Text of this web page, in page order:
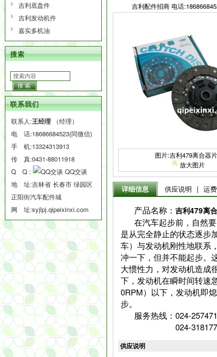
吉利底盘件
吉利发动机件
嘉实多机油
搜索
搜索
联系我们
联系人:王经理 （经理）
电 话:18686684523(同微信)
手 机:13324313913
传 真:0431-88011918
Q Q :
QQ交谈
地 址:吉林省 长春市 绿园区
正阳街汽车配件城
网 址:syjlpj.qipeixinxi.com
吉利配件招商 电话
图片:吉利479离合器片
放大图片
详细信息 供应说明 | 运
产品名称： 吉利479离
在汽车起步前，自然
是从完全静止的状态逐步
车）与发动机刚性地联系
冲一下，但并不能起步。
大惯性力，对发动机造成
下，发动机在瞬时间转速
0RPM）以下，发动机即
步。
服务热线：024-
024-
供应说明